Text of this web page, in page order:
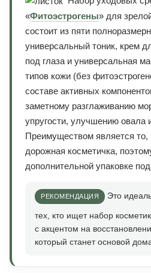
«Фитоэстрогены» для
состоит из пяти
универсальный тоник, крем
под глаза и универсальная
типов кожи (без
составе активных
заметному разглаживанию
упругости, улучшению овала
Преимуществом является то,
дорожная косметичка,
дополнительной упаковке
Это
тех, кто ищет набор
с акцентом на
который станет основой